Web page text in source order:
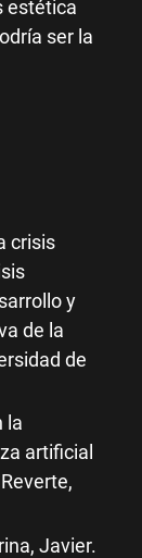
estética
ser la
crisis
y
de la
de
la
artificial
Javier.